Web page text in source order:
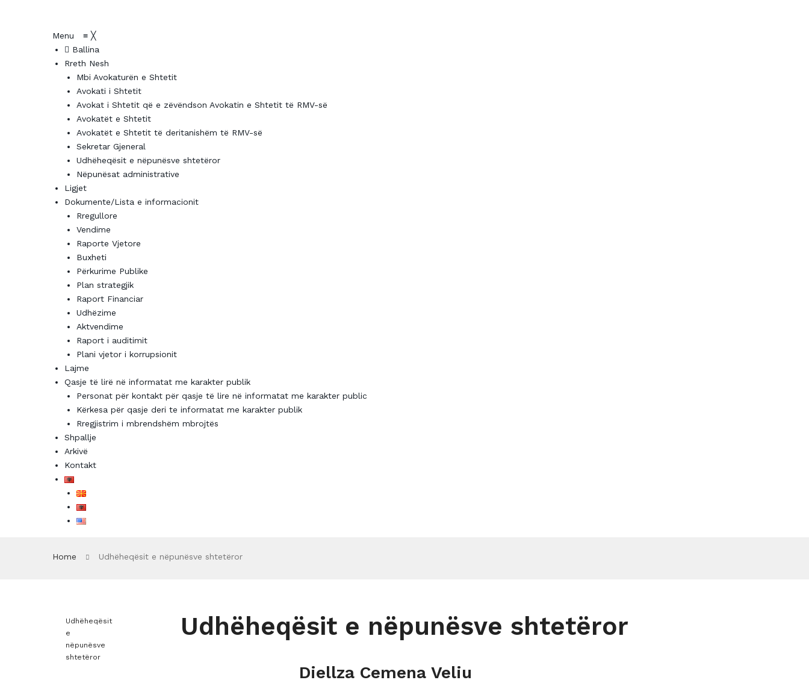
Menu ≡ ╳
Ballina
Rreth Nesh
Mbi Avokaturën e Shtetit
Avokati i Shtetit
Avokat i Shtetit që e zëvëndson Avokatin e Shtetit të RMV-së
Avokatët e Shtetit
Avokatët e Shtetit të deritanishëm të RMV-së
Sekretar Gjeneral
Udhëheqësit e nëpunësve shtetëror
Nëpunësat administrative
Ligjet
Dokumente/Lista e informacionit
Rregullore
Vendime
Raporte Vjetore
Buxheti
Përkurime Publike
Plan strategjik
Raport Financiar
Udhëzime
Aktvendime
Raport i auditimit
Plani vjetor i korrupsionit
Lajme
Qasje të lirë në informatat me karakter publik
Personat për kontakt për qasje të lire në informatat me karakter public
Kërkesa për qasje deri te informatat me karakter publik
Rregjistrim i mbrendshëm mbrojtës
Shpallje
Arkivë
Kontakt
Home Udhëheqësit e nëpunësve shtetëror
Udhëheqësit e nëpunësve shtetëror
Udhëheqësit
e
nëpunësve
shtetëror
Diellza Cemena Veliu